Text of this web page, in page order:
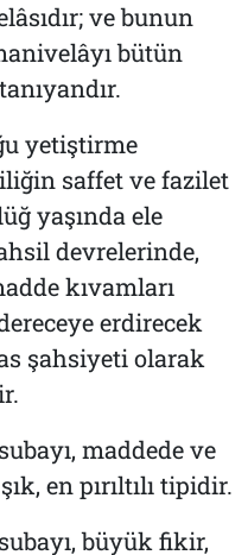
ve bunun
bütün
yetiştirme
saffet ve fazilet
yaşında ele
devrelerinde,
kıvamları
erdirecek
şahsiyeti olarak
maddede ve
en pırıltılı tipidir.
büyük fikir,